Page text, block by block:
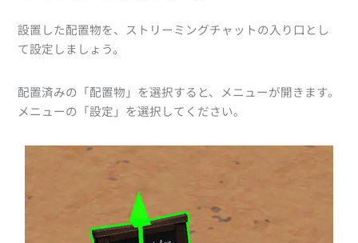
設置した配置物を、ストリーミングチャットの入り口とし
て設定しましょう。
配置済みの「配置物」を選択すると、メニューが開きます。
メニューの「設定」を選択してください。